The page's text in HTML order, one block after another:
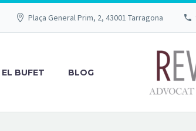
Plaça General Prim, 2, 43001 Tarragona
EL BUFET BLOG